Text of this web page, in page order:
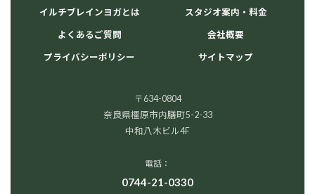
イルチブレインヨガとは スタジオ案内・料金
よくあるご質問 会社概要
プライバシーポリシー サイトマップ
〒634-0804
奈良県橿原市内膳町5-2-33
中和八木ビル4F
電話：
0744-21-0330